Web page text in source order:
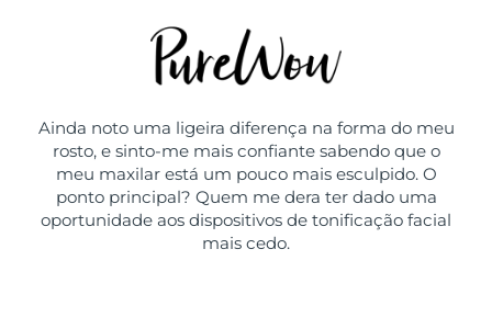
Ainda noto uma ligeira diferença na forma do meu
rosto, e sinto-me mais confiante sabendo que o
meu maxilar está um pouco mais esculpido. O
ponto principal? Quem me dera ter dado uma
oportunidade aos dispositivos de tonificação facial
mais cedo.